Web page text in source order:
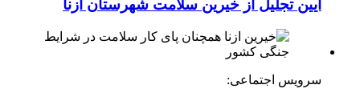
آیین تجلیل از خیرین سلامت شهرستان ازنا
سرویس اجتماعی: